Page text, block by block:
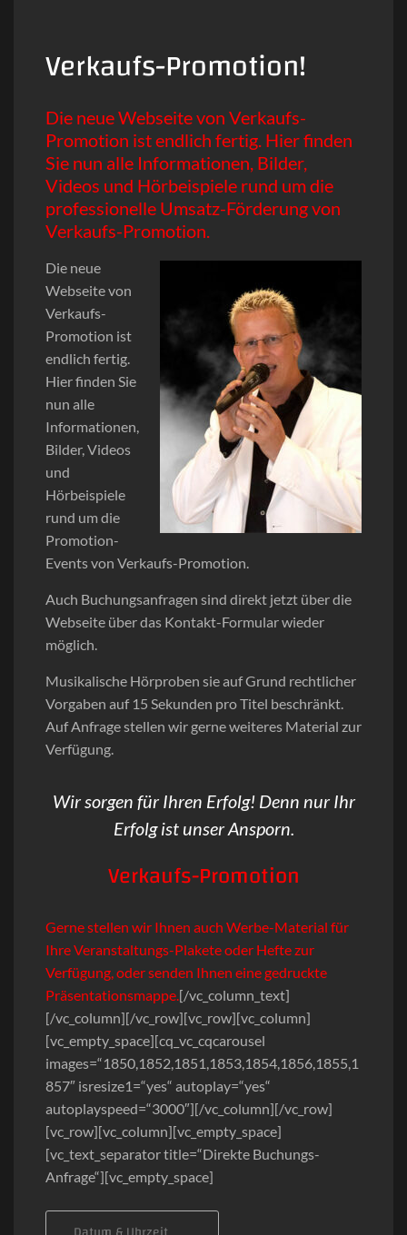
Verkaufs-Promotion!
Die neue Webseite von Verkaufs-
Promotion ist endlich fertig. Hier finden
Sie nun alle Informationen, Bilder,
Videos und Hörbeispiele rund um die
professionelle Umsatz-Förderung von
Verkaufs-Promotion.
Die neue
Webseite von
Verkaufs-
Promotion ist
endlich fertig.
Hier finden Sie
nun alle
Informationen,
Bilder, Videos
und
Hörbeispiele
rund um die
Promotion-
Events von Verkaufs-Promotion.
Auch Buchungsanfragen sind direkt jetzt über die
Webseite über das Kontakt-Formular wieder
möglich.
Musikalische Hörproben sie auf Grund rechtlicher
Vorgaben auf 15 Sekunden pro Titel beschränkt.
Auf Anfrage stellen wir gerne weiteres Material zur
Verfügung.
Wir sorgen für Ihren Erfolg! Denn nur Ihr
Erfolg ist unser Ansporn.
Verkaufs-Promotion
Gerne stellen wir Ihnen auch Werbe-Material für
Ihre Veranstaltungs-Plakete oder Hefte zur
Verfügung, oder senden Ihnen eine gedruckte
Präsentationsmappe.[/vc_column_text]
[/vc_column][/vc_row][vc_row][vc_column]
[vc_empty_space][cq_vc_cqcarousel
images=“1850,1852,1851,1853,1854,1856,1855,1
857″ isresize1=“yes“ autoplay=“yes“
autoplayspeed=“3000″][/vc_column][/vc_row]
[vc_row][vc_column][vc_empty_space]
[vc_text_separator title=“Direkte Buchungs-
Anfrage“][vc_empty_space]